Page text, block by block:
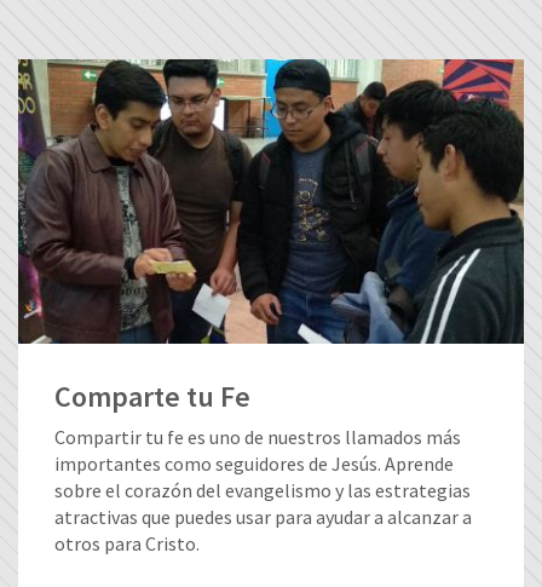
Comparte tu Fe
Compartir tu fe es uno de nuestros llamados más
importantes como seguidores de Jesús. Aprende
sobre el corazón del evangelismo y las estrategias
atractivas que puedes usar para ayudar a alcanzar a
otros para Cristo.